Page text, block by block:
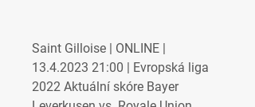
Saint Gilloise | ONLINE |
13.4.2023 21:00 | Evropská liga
2022 Aktuální skóre Bayer